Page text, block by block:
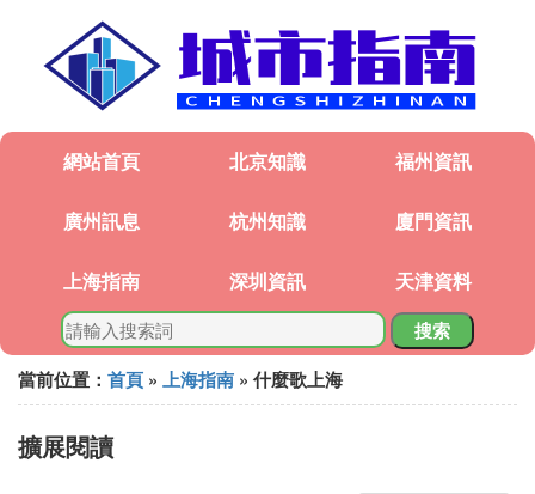
網站首頁 北京知識 福州資訊
廣州訊息 杭州知識 廈門資訊
上海指南 深圳資訊 天津資料
搜索
當前位置： 首頁 » 上海指南 » 什麼歌上海
擴展閱讀